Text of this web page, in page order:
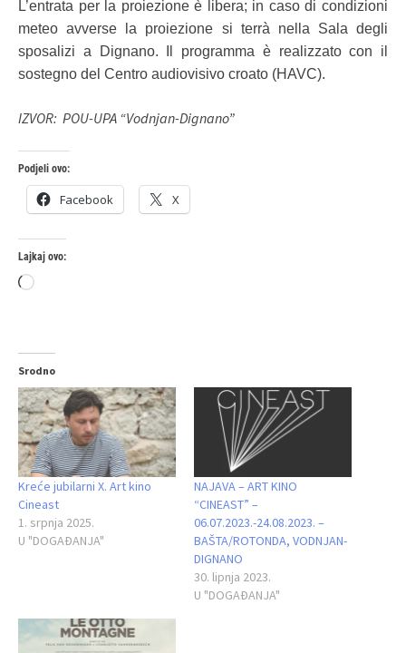
L’entrata per la proiezione è libera; in caso di condizioni
meteo avverse la proiezione si terrà nella Sala degli
sposalizi a Dignano. Il programma è realizzato con il
sostegno del Centro audiovisivo croato (HAVC).
IZVOR: POU-UPA “Vodnjan-Dignano”
Podjeli ovo:
Facebook X
Lajkaj ovo:
Loading…
Srodno
Kreće jubilarni X. Art kino
Cineast
1. srpnja 2025.
U "DOGAĐANJA"
NAJAVA – ART KINO
“CINEAST” –
06.07.2023.-24.08.2023. –
BAŠTA/ROTONDA, VODNJAN-
DIGNANO
30. lipnja 2023.
U "DOGAĐANJA"